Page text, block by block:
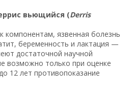
вьющийся (Derris
компонентам, язвенная болезнь
беременность и лактация —
достаточной научной
возможно только при оценке
12 лет противопоказание